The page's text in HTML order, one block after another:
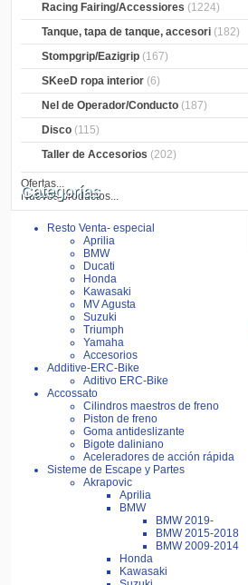
Racing Fairing/Accessiores (1224)
Tanque, tapa de tanque, accesori (182)
Stompgrip/Eazigrip (167)
SKeeD ropa interior (6)
Nel de Operador/Conducto (187)
Disco (115)
Taller de Accesorios (202)
Ofertas...
Nuevos productos...
Categorías
Resto Venta- especial
Aprilia
BMW
Ducati
Honda
Kawasaki
MV Agusta
Suzuki
Triumph
Yamaha
Accesorios
Additive-ERC-Bike
Aditivo ERC-Bike
Accossato
Cilindros maestros de freno
Piston de freno
Goma antideslizante
Bigote daliniano
Aceleradores de acción rápida
Sisteme de Escape y Partes
Akrapovic
Aprilia
BMW
BMW 2019-
BMW 2015-2018
BMW 2009-2014
Honda
Kawasaki